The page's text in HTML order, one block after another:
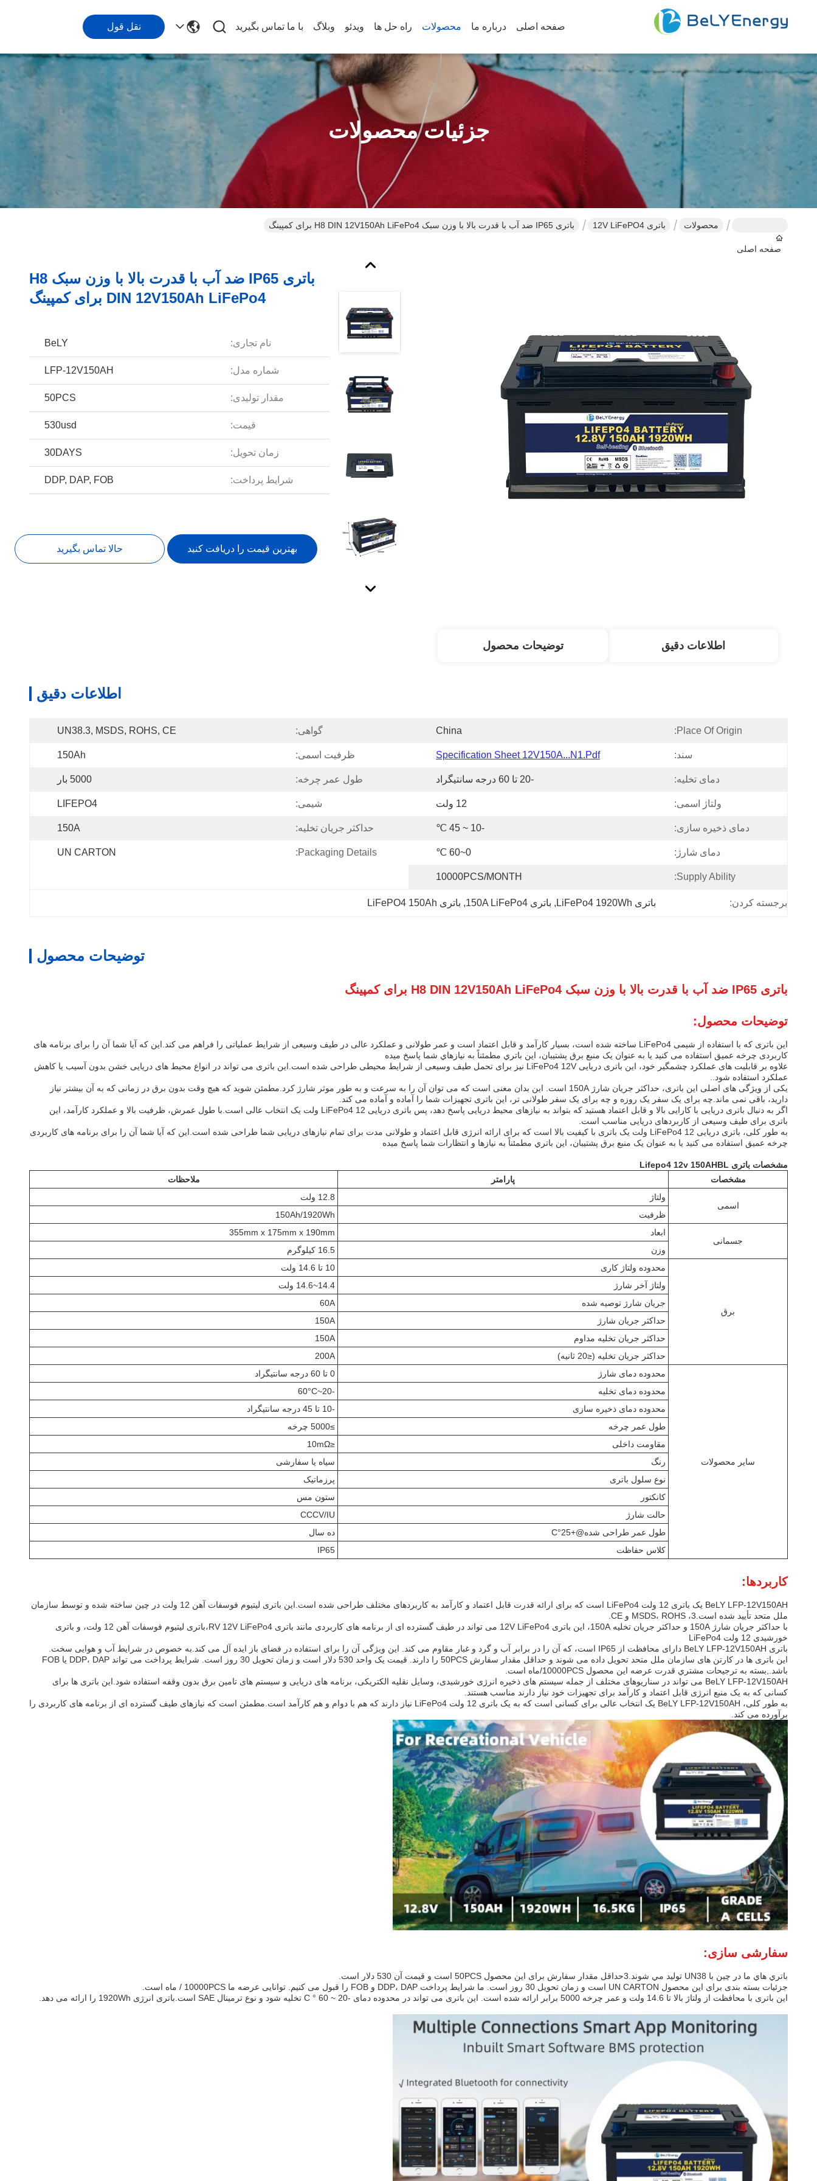
صفحه اصلی درباره ما محصولات راه حل ها ویدئو وبلاگ با ما تماس بگیرید نقل قول
جزئیات محصولات
صفحه اصلی
محصولات باتری 12V LiFePO4 باتری IP65 ضد آب با قدرت بالا با وزن سبک H8 DIN 12V150Ah LiFePo4 برای کمپینگ
باتری IP65 ضد آب با قدرت بالا با وزن سبک H8
DIN 12V150Ah LiFePo4 برای کمپینگ
نام تجاری: BeLY
شماره مدل: LFP-12V150AH
مقدار تولیدی: 50PCS
قیمت: 530usd
زمان تحویل: 30DAYS
شرایط پرداخت: DDP, DAP, FOB
بهترین قیمت را دریافت کنید حالا تماس بگیرید
اطلاعات دقیق توضیحات محصول
اطلاعات دقیق
Place Of Origin:
China گواهی: UN38.3, MSDS, ROHS, CE
سند: Specification Sheet 12V150A...N1.pdf ظرفیت اسمی: 150Ah
دمای تخلیه: -20 تا 60 درجه سانتیگراد طول عمر چرخه: 5000 بار
ولتاژ اسمی: 12 ولت شیمی: LIFEPO4
دمای ذخیره سازی: -10 ~ 45 ℃ حداکثر جریان تخلیه: 150A
دمای شارژ: 0~60 ℃
Packaging Details:
UN CARTON
Supply Ability:
10000PCS/MONTH
برجسته کردن: باتری LiFePo4 1920Wh , باتری 150A LiFePo4 , باتری LiFePO4 150Ah
توضیحات محصول
باتری IP65 ضد آب با قدرت بالا با وزن سبک H8 DIN 12V150Ah LiFePo4 برای کمپینگ
توضیحات محصول:
این باتری که با استفاده از شیمی LiFePo4 ساخته شده است، بسیار کارآمد و قابل اعتماد است و عمر طولانی و عملکرد عالی در طیف وسیعی از شرایط عملیاتی را فراهم می کند.این که آیا شما آن را برای برنامه های
کاربردی چرخه عمیق استفاده می کنید یا به عنوان یک منبع برق پشتیبان، اين باتري مطمئناً به نيازهاي شما پاسخ ميده
علاوه بر قابلیت های عملکرد چشمگیر خود، این باتری دریایی LiFePo4 12V نیز برای تحمل طیف وسیعی از شرایط محیطی طراحی شده است.این باتری می تواند در انواع محیط های دریایی خشن بدون آسیب یا کاهش
عملکرد استفاده شود..
یکی از ویژگی های اصلی این باتری، حداکثر جریان شارژ 150A است. این بدان معنی است که می توان آن را به سرعت و به طور موثر شارژ کرد.مطمئن شوید که هیچ وقت بدون برق در زمانی که به آن بیشتر نیاز
دارید، باقی نمی ماند.چه برای یک سفر یک روزه و چه برای یک سفر طولانی تر، این باتری تجهیزات شما را آماده و آماده می کند.
اگر به دنبال باتری دریایی با کارایی بالا و قابل اعتماد هستید که بتواند به نیازهای محیط دریایی پاسخ دهد، پس باتری دریایی LiFePo4 12 ولت یک انتخاب عالی است.با طول عمرش، ظرفیت بالا و عملکرد کارآمد، این
باتری برای طیف وسیعی از کاربردهای دریایی مناسب است.
به طور کلی، باتری دریایی LiFePo4 12 ولت یک باتری با کیفیت بالا است که برای ارائه انرژی قابل اعتماد و طولانی مدت برای تمام نیازهای دریایی شما طراحی شده است.این که آیا شما آن را برای برنامه های کاربردی
چرخه عمیق استفاده می کنید یا به عنوان یک منبع برق پشتیبان، اين باتري مطمئناً به نيازها و انتظارات شما پاسخ ميده
مشخصات باتری Lifepo4 12v 150AHBL
مشخصات
پارامتر ملاحظات
اسمی
ولتاژ
12.8 ولت
ظرفیت
150Ah/1920Wh
جسمانی
ابعاد
355mm x 175mm x 190mm
وزن
16.5 کیلوگرم
برق
محدوده ولتاژ کاری
10 تا 14.6 ولت
ولتاژ آخر شارژ
14.4~14.6 ولت
جریان شارژ توصیه شده
60A
حداکثر جریان شارژ
150A
حداکثر جریان تخلیه مداوم
150A
حداکثر جریان تخلیه (≤20 ثانیه)
200A
سایر محصولات
محدوده دمای شارژ
0 تا 60 درجه سانتیگراد
محدوده دمای تخلیه
-20~60°C
محدوده دمای ذخیره سازی
-10 تا 45 درجه سانتیگراد
طول عمر چرخه
≥5000 چرخه
مقاومت داخلی
≤10mΩ
رنگ
سیاه یا سفارشی
نوع سلول باتری
پرزماتیک
کانکتور
ستون مس
حالت شارژ
CCCV/IU
طول عمر طراحی شده@+25°C
ده سال
کلاس حفاظت
IP65
کاربردها:
BeLY LFP-12V150AH یک باتری 12 ولت LiFePo4 است که برای ارائه قدرت قابل اعتماد و کارآمد به کاربردهای مختلف طراحی شده است.این باتری لیتیوم فوسفات آهن 12 ولت در چین ساخته شده و توسط سازمان
ملل متحد تأیید شده است.3، MSDS، ROHS و CE.
با حداکثر جریان شارژ 150A و حداکثر جریان تخلیه 150A، این باتری 12V LiFePo4 می تواند در طیف گسترده ای از برنامه های کاربردی مانند باتری RV 12V LiFePo4،باتری لیتیوم فوسفات آهن 12 ولت، و باتری
خورشیدی 12 ولت LiFePo4
باتری BeLY LFP-12V150AH دارای محافظت از IP65 است، که آن را در برابر آب و گرد و غبار مقاوم می کند. این ویژگی آن را برای استفاده در فضای باز ایده آل می کند.به خصوص در شرایط آب و هوایی سخت.
این باتری ها در کارتن های سازمان ملل متحد تحویل داده می شوند و حداقل مقدار سفارش 50PCS را دارند. قیمت یک واحد 530 دلار است و زمان تحویل 30 روز است. شرایط پرداخت می تواند DDP، DAP یا FOB
باشد.,بسته به ترجيحات مشتري قدرت عرضه اين محصول 10000PCS/ماه است.
BeLY LFP-12V150AH می تواند در سناریوهای مختلف از جمله سیستم های ذخیره انرژی خورشیدی، وسایل نقلیه الکتریکی، برنامه های دریایی و سیستم های تامین برق بدون وقفه استفاده شود.این باتری ها برای
کسانی که به یک منبع انرژی قابل اعتماد و کارآمد برای تجهیزات خود نیاز دارند مناسب هستند.
به طور کلی، BeLY LFP-12V150AH یک انتخاب عالی برای کسانی است که به یک باتری 12 ولت LiFePo4 نیاز دارند که هم با دوام و هم کارآمد است.مطمئن است که نیازهای طیف گسترده ای از برنامه های کاربردی را
برآورده می کند.
سفارشی سازی:
باتري هاي ما در چين با UN38 توليد مي شوند.3حداقل مقدار سفارش برای این محصول 50PCS است و قیمت آن 530 دلار است.
جزئیات بسته بندی برای این محصول UN CARTON است و زمان تحویل 30 روز است. ما شرایط پرداخت DDP، DAP و FOB را قبول می کنیم. توانایی عرضه ما 10000PCS / ماه است.
این باتری با محافظت از ولتاژ بالا تا 14.6 ولت و عمر چرخه 5000 برابر ارائه شده است. این باتری می تواند در محدوده دمای -20 ~ 60 ° C تخلیه شود و نوع ترمینال SAE است.باتری انرژی 1920Wh را ارائه می دهد.